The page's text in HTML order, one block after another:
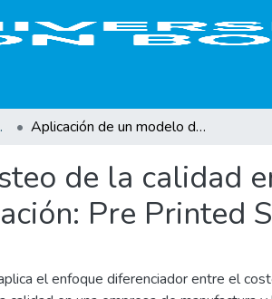
Aplicación de un modelo de costeo de la calidad en empresa de manufactura. Empresa de aplicación: Pre Printed S.A.
de la calidad
Pre Printed
el enfoque diferenciador entre el